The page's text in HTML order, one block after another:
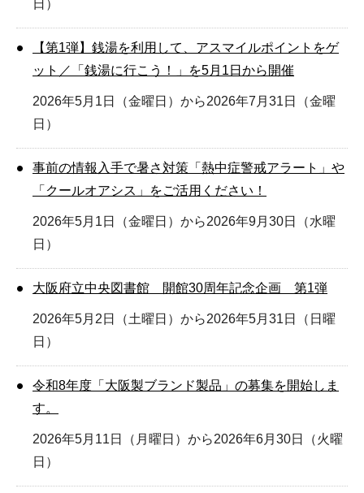
日）
【第1弾】銭湯を利用して、アスマイルポイントをゲ
ット／「銭湯に行こう！」を5月1日から開催
2026年5月1日（金曜日）から2026年7月31日（金曜
日）
事前の情報入手で暑さ対策「熱中症警戒アラート」や
「クールオアシス」をご活用ください！
2026年5月1日（金曜日）から2026年9月30日（水曜
日）
大阪府立中央図書館 開館30周年記念企画 第1弾
2026年5月2日（土曜日）から2026年5月31日（日曜
日）
令和8年度「大阪製ブランド製品」の募集を開始しま
す。
2026年5月11日（月曜日）から2026年6月30日（火曜
日）